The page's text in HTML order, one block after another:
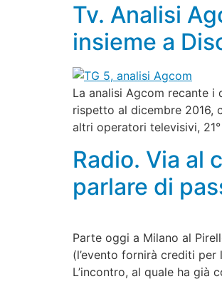
Tv. Analisi
insieme a
La analisi Agcom recante i
rispetto al dicembre 2016,
altri operatori televisivi,
Radio. Via al
parlare di
Parte oggi a Milano al
(l’evento fornirà crediti
L’incontro, al quale ha